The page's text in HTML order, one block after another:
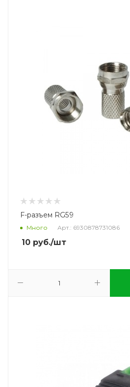
F-разъем RG59
Много Арт.: 6930878731086
10 руб./шт